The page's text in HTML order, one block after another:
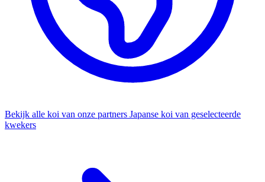
Bekijk alle koi van onze partners Japanse koi van geselecteerde
kwekers